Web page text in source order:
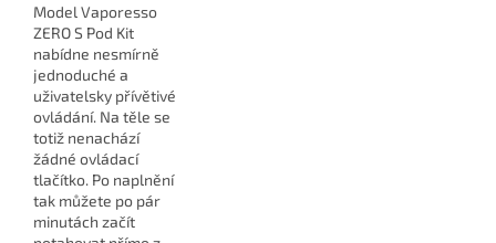
Model Vaporesso
ZERO S Pod Kit
nabídne nesmírně
jednoduché a
uživatelsky přívětivé
ovládání. Na těle se
totiž nenachází
žádné ovládací
tlačítko. Po naplnění
tak můžete po pár
minutách začít